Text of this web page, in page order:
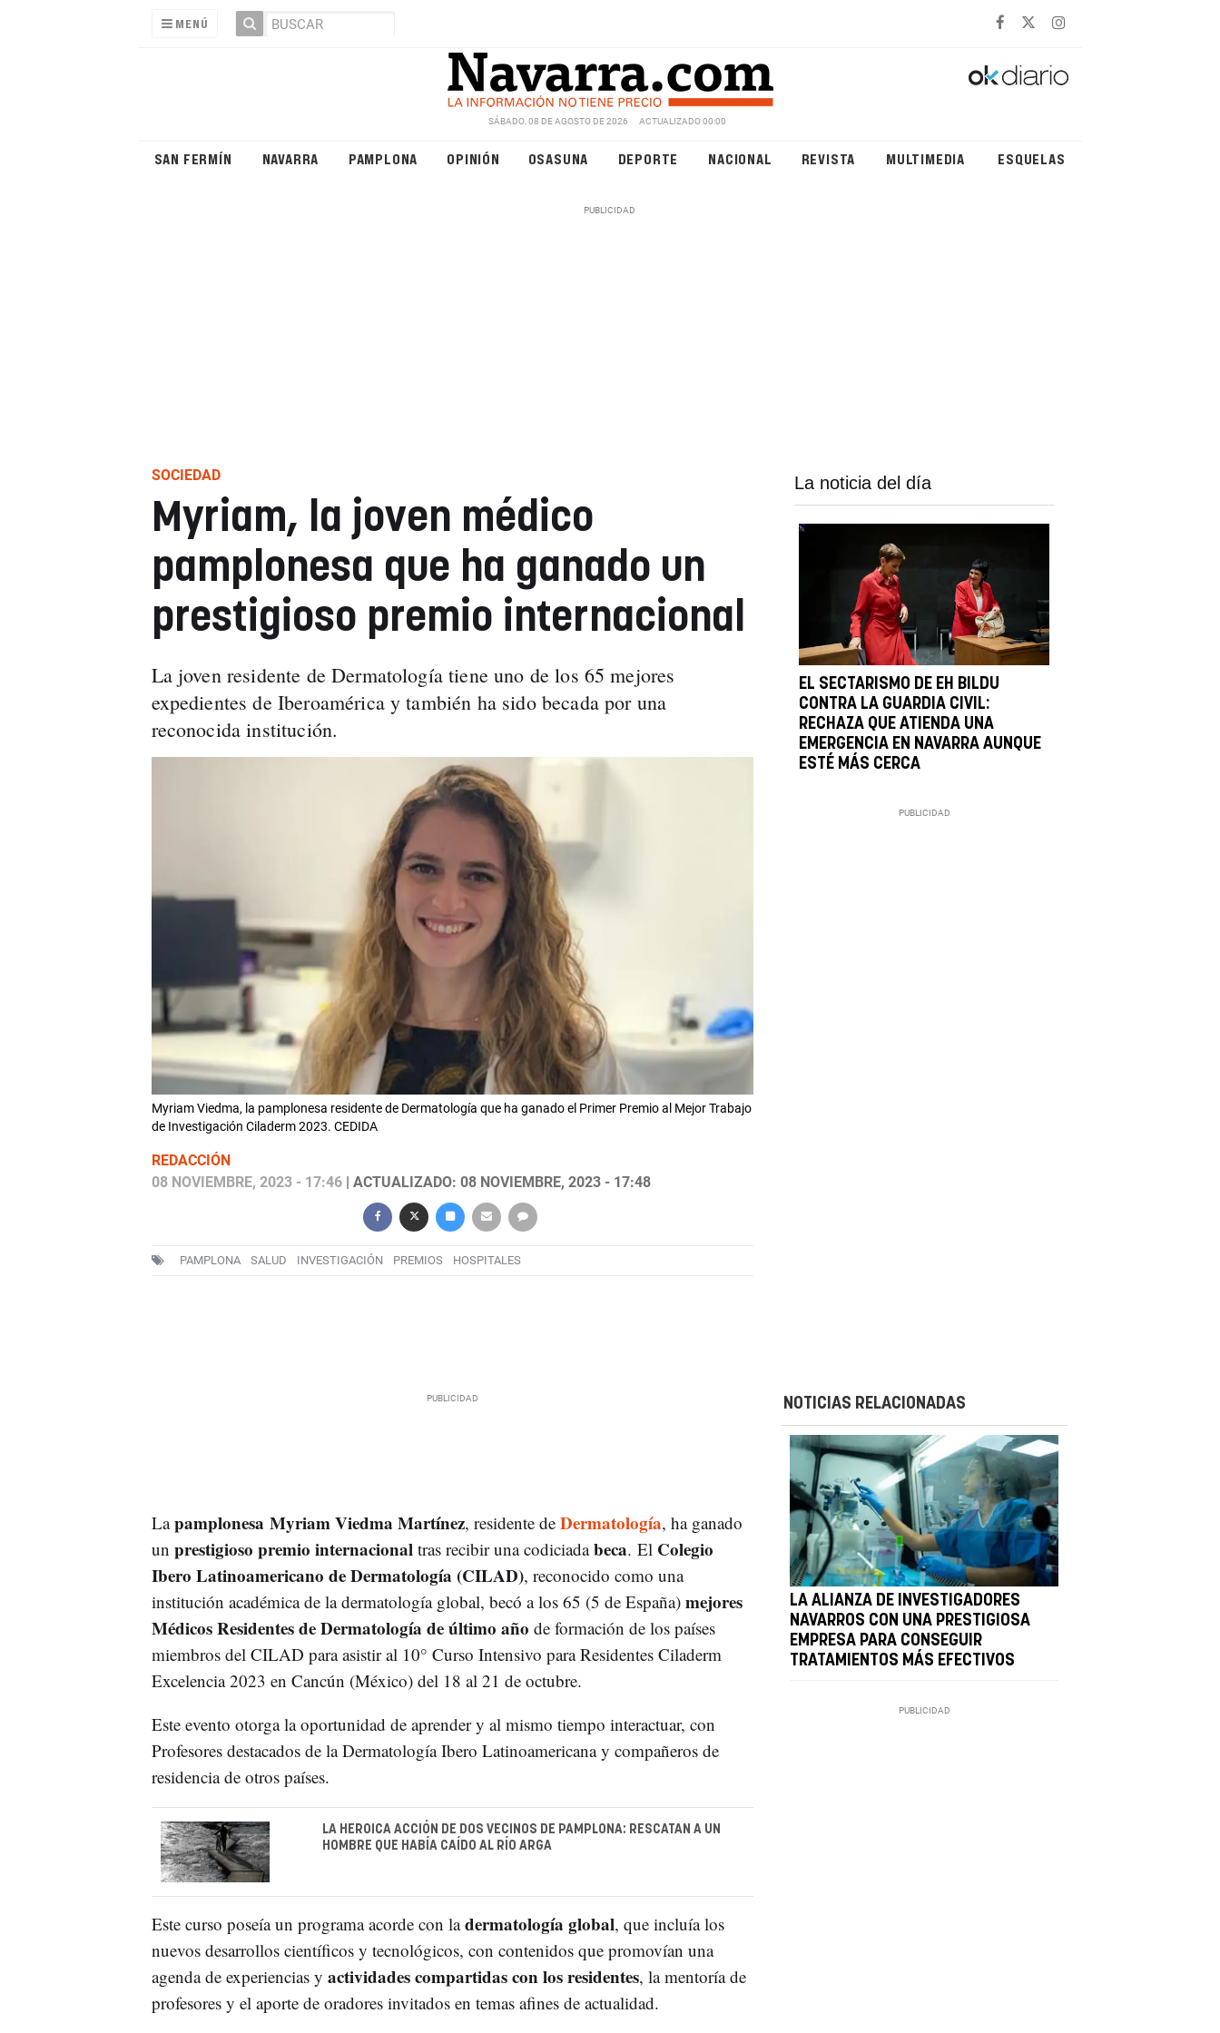
MENÚ
SÁBADO, 08 DE AGOSTO DE 2026 ACTUALIZADO 00:00
SAN FERMÍN NAVARRA PAMPLONA OPINIÓN OSASUNA DEPORTE NACIONAL REVISTA MULTIMEDIA ESQUELAS
SOCIEDAD
Myriam, la joven médico
pamplonesa que ha ganado un
prestigioso premio internacional
La joven residente de Dermatología tiene uno de los 65 mejores
expedientes de Iberoamérica y también ha sido becada por una
reconocida institución.
Myriam Viedma, la pamplonesa residente de Dermatología que ha ganado el Primer Premio al Mejor Trabajo
de Investigación Ciladerm 2023. CEDIDA
REDACCIÓN
08 NOVIEMBRE, 2023 - 17:46| ACTUALIZADO: 08 NOVIEMBRE, 2023 - 17:48
PAMPLONA SALUD INVESTIGACIÓN PREMIOS HOSPITALES
La noticia del día
EL SECTARISMO DE EH BILDU
CONTRA LA GUARDIA CIVIL:
RECHAZA QUE ATIENDA UNA
EMERGENCIA EN NAVARRA AUNQUE
ESTÉ MÁS CERCA
Lapamplonesa Myriam Viedma Martínez, residente de Dermatología, ha ganado
un prestigioso premio internacional tras recibir una codiciadabeca. El Colegio
Ibero Latinoamericano de Dermatología (CILAD), reconocido como una
institución académica de la dermatología global, becó a los 65 (5 de España) mejores
Médicos Residentes de Dermatología de último año de formación de los países
miembros del CILAD para asistir al 10° Curso Intensivo para Residentes Ciladerm
Excelencia 2023 en Cancún (México) del 18 al 21 de octubre.
Este evento otorga la oportunidad de aprender y al mismo tiempo interactuar, con
Profesores destacados de la Dermatología Ibero Latinoamericana y compañeros de
residencia de otros países.
LA HEROICA ACCIÓN DE DOS VECINOS DE PAMPLONA: RESCATAN A UN
HOMBRE QUE HABÍA CAÍDO AL RÍO ARGA
Este curso poseía un programa acorde con ladermatología global, que incluía los
nuevos desarrollos científicos y tecnológicos, con contenidos que promovían una
agenda de experiencias y actividades compartidas con los residentes, la mentoría de
profesores y el aporte de oradores invitados en temas afines de actualidad.
NOTICIAS RELACIONADAS
LA ALIANZA DE INVESTIGADORES
NAVARROS CON UNA PRESTIGIOSA
EMPRESA PARA CONSEGUIR
TRATAMIENTOS MÁS EFECTIVOS